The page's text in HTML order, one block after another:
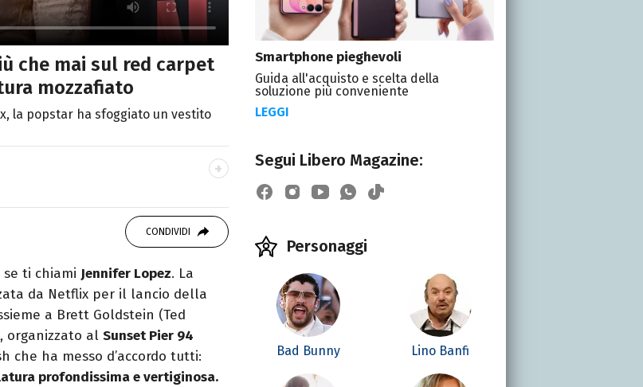
che mai sul red carpet
mozzafiato
la popstar ha sfoggiato un vestito
di manga e film, cultore di
Tarantino e musicista nel
CONDIVIDI
se ti chiami Jennifer Lopez. La
da Netflix per il lancio della
a Brett Goldstein (Ted
, organizzato al Sunset Pier 94
che ha messo d’accordo tutti:
profondissima e vertiginosa.
Smartphone pieghevoli
Guida all'acquisto e scelta della
soluzione più conveniente
LEGGI
Segui Libero Magazine:
Personaggi
Bad Bunny Lino Banfi